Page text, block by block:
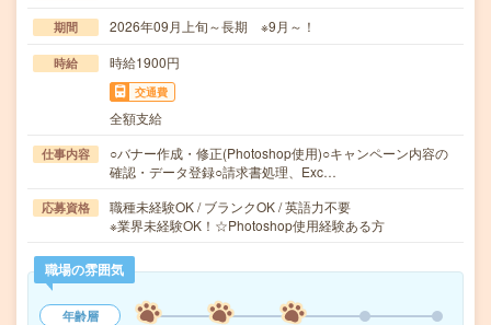
期間 2026年09月上旬～長期 ※9月～！
時給 時給1900円
交通費
全額支給
仕事内容
○バナー作成・修正(Photoshop使用)○キャンペーン内容の
確認・データ登録○請求書処理、Exc…
応募資格
職種未経験OK / ブランクOK / 英語力不要
※業界未経験OK！☆Photoshop使用経験ある方
職場の雰囲気
年齢層